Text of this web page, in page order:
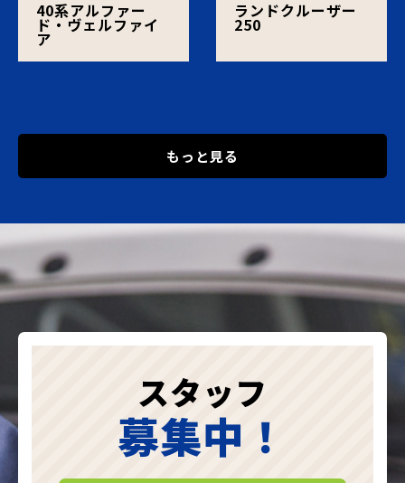
40系アルファー
ド・ヴェルファイ
ア
ランドクルーザー
250
もっと見る
スタッフ
募集中！